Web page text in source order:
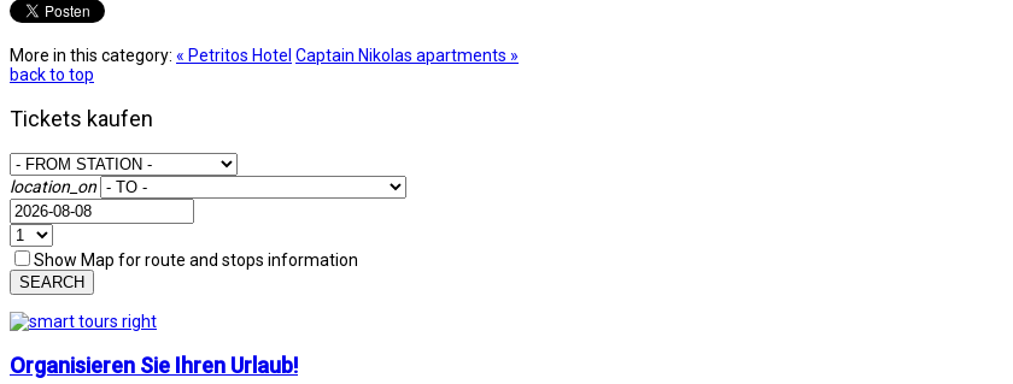
More in this category: « Petritos Hotel Captain Nikolas apartments »
back to top
Tickets kaufen
location_on
Show Map for route and stops information
SEARCH
Organisieren Sie Ihren Urlaub!